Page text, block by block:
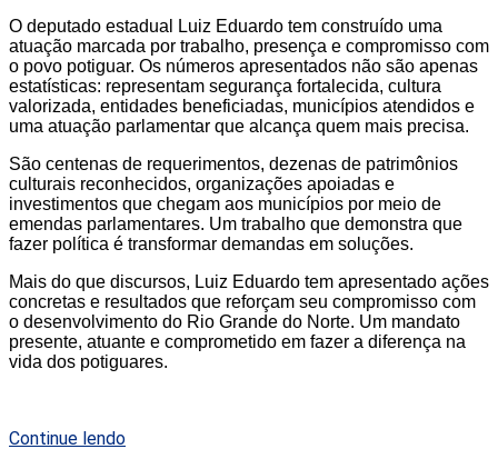
O deputado estadual Luiz Eduardo tem construído uma
atuação marcada por trabalho, presença e compromisso com
o povo potiguar. Os números apresentados não são apenas
estatísticas: representam segurança fortalecida, cultura
valorizada, entidades beneficiadas, municípios atendidos e
uma atuação parlamentar que alcança quem mais precisa.
São centenas de requerimentos, dezenas de patrimônios
culturais reconhecidos, organizações apoiadas e
investimentos que chegam aos municípios por meio de
emendas parlamentares. Um trabalho que demonstra que
fazer política é transformar demandas em soluções.
Mais do que discursos, Luiz Eduardo tem apresentado ações
concretas e resultados que reforçam seu compromisso com
o desenvolvimento do Rio Grande do Norte. Um mandato
presente, atuante e comprometido em fazer a diferença na
vida dos potiguares.
Continue lendo